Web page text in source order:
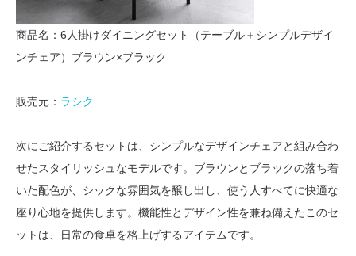
商品名：6人掛けダイニングセット（テーブル＋シンプルデザイ
ンチェア）ブラウン×ブラック
販売元： ラシク
次にご紹介するセットは、シンプルなデザインチェアと組み合わ
せたスタイリッシュなモデルです。ブラウンとブラックの落ち着
いた配色が、シックな雰囲気を醸し出し、使う人すべてに快適な
座り心地を提供します。機能性とデザイン性を兼ね備えたこのセ
ットは、日常の食卓を格上げするアイテムです。